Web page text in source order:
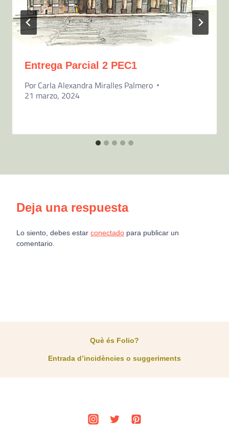
Entrega Parcial 2 PEC1
PorCarla Alexandra Miralles Palmero
21 marzo, 2024
Deja una respuesta
Lo siento, debes estar conectado para publicar un
comentario.
Què és Folio?
Entrada d’incidències o suggeriments